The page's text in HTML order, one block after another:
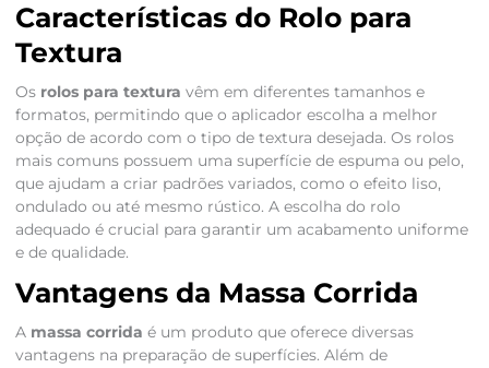
Características do Rolo para
Textura
Os rolos para textura vêm em diferentes tamanhos e
formatos, permitindo que o aplicador escolha a melhor
opção de acordo com o tipo de textura desejada. Os rolos
mais comuns possuem uma superfície de espuma ou pelo,
que ajudam a criar padrões variados, como o efeito liso,
ondulado ou até mesmo rústico. A escolha do rolo
adequado é crucial para garantir um acabamento uniforme
e de qualidade.
Vantagens da Massa Corrida
A massa corrida é um produto que oferece diversas
vantagens na preparação de superfícies. Além de